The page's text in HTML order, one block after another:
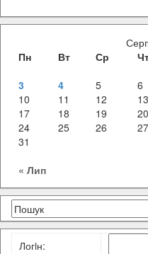
Пн
Вт Ср
3
4 5 6
10
11 12 13
17
18 19 20
24
25 26 27
31
« Лип
Логiн: